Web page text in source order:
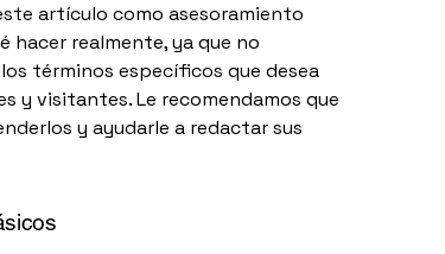
artículo como asesoramiento
hacer realmente, ya que no
términos específicos que desea
y visitantes. Le recomendamos que
y ayudarle a redactar sus